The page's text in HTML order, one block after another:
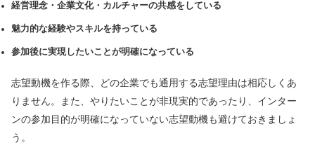
経営理念・企業文化・カルチャーの共感をしている
魅力的な経験やスキルを持っている
参加後に実現したいことが明確になっている
志望動機を作る際、どの企業でも通用する志望理由は相応しくあ
りません。また、やりたいことが非現実的であったり、インター
ンの参加目的が明確になっていない志望動機も避けておきましょ
う。